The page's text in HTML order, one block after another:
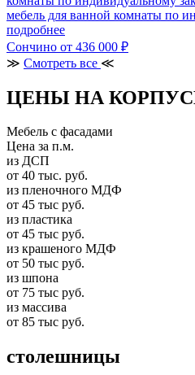
мебель для ванной комнаты по
подробнее
Сончино от 436 000 ₽
≫ Смотреть все ≪
ЦЕНЫ НА
Мебель с фасадами
Цена за п.м.
из ДСП
от 40 тыс. руб.
из пленочного МДФ
от 45 тыс руб.
из пластика
от 45 тыс руб.
из крашеного МДФ
от 50 тыс руб.
из шпона
от 75 тыс руб.
из массива
от 85 тыс руб.
столешницы